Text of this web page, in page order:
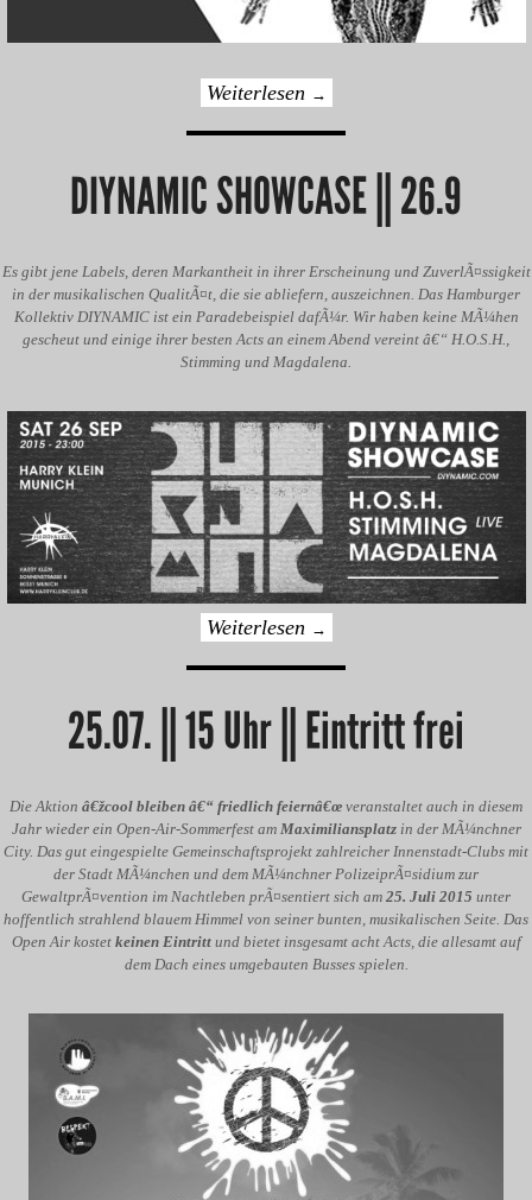
Weiterlesen →
DIYNAMIC SHOWCASE || 26.9
Es gibt jene Labels, deren Markantheit in ihrer Erscheinung und ZuverlÃ¤ssigkeit
in der musikalischen QualitÃ¤t, die sie abliefern, auszeichnen. Das Hamburger
Kollektiv DIYNAMIC ist ein Paradebeispiel dafÃ¼r. Wir haben keine MÃ¼hen
gescheut und einige ihrer besten Acts an einem Abend vereint â€“ H.O.S.H.,
Stimming und Magdalena.
Weiterlesen →
25.07. || 15 Uhr || Eintritt frei
Die Aktion â€žcool bleiben â€“ friedlich feiernâ€œ veranstaltet auch in diesem
Jahr wieder ein Open-Air-Sommerfest am Maximiliansplatzin der MÃ¼nchner
City. Das gut eingespielte Gemeinschaftsprojekt zahlreicher Innenstadt-Clubs mit
der Stadt MÃ¼nchen und dem MÃ¼nchner PolizeiprÃ¤sidium zur
GewaltprÃ¤vention im Nachtleben prÃ¤sentiert sich am 25. Juli 2015 unter
hoffentlich strahlend blauem Himmel von seiner bunten, musikalischen Seite. Das
Open Air kostet keinen Eintrittund bietet insgesamt acht Acts, die allesamt auf
dem Dach eines umgebauten Busses spielen.